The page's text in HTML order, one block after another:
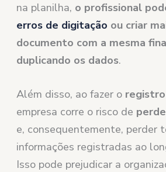
na planilha, o profissional
erros de digitação ou criar
documento com a mesma
duplicando os dados.
Além disso, ao fazer o
empresa corre o risco de
e, consequentemente, perder
informações registradas ao
Isso pode prejudicar a